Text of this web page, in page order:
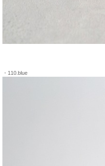
・110.blue